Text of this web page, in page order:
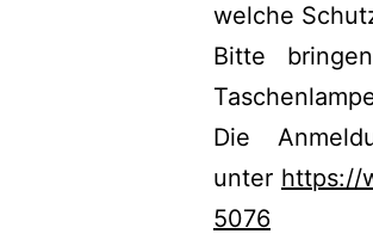
welche
Bitte
Die
unter https://
5076